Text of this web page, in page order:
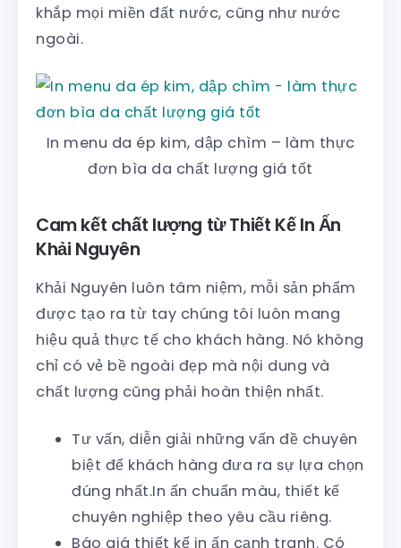
khắp mọi miền đất nước, cũng như nước
ngoài.
In menu da ép kim, dập chìm – làm thực
đơn bìa da chất lượng giá tốt
Cam kết chất lượng từ Thiết Kế In Ấn
Khải Nguyên
Khải Nguyên luôn tâm niệm, mỗi sản phẩm
được tạo ra từ tay chúng tôi luôn mang
hiệu quả thực tế cho khách hàng. Nó không
chỉ có vẻ bề ngoài đẹp mà nội dung và
chất lượng cũng phải hoàn thiện nhất.
Tư vấn, diễn giải những vấn đề chuyên
biệt để khách hàng đưa ra sự lựa chọn
đúng nhất.In ấn chuẩn màu, thiết kế
chuyên nghiệp theo yêu cầu riêng.
Báo giá thiết kế in ấn cạnh tranh. Có